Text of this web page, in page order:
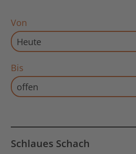
Von
Bis
Schlaues Schach